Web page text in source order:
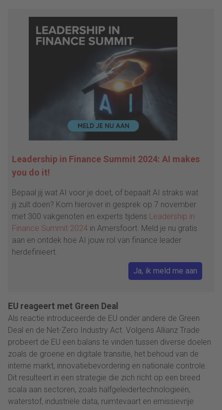
Leadership in Finance Summit 2024: AI makes
you do it!
Bepaal jij wat AI voor je doet, of bepaalt AI straks wat
jij zult doen? Kom hierover in gesprek op 7 november
met 300 vakgenoten en experts tijdens Leadership in
Finance Summit 2024 in Amersfoort. Meld je nu gratis
aan en ontdek hoe AI jouw rol van finance leader
herdefinieert.
Ja, ik meld me aan
EU reageert met Green Deal
Als reactie introduceerde de EU onder andere de Green
Deal en de Net-Zero Industry Act. Volgens Allianz Trade
probeert de EU een balans te vinden tussen diverse doelen
zoals de groene en digitale transitie, het behoud van de
interne markt, innovatiebevordering en nationale controle.
Dit resulteert in een strategie die zich richt op een breed
scala aan sectoren, zoals halfgeleidertechnologieën,
waterstof, industriële data, ruimtevaart en emissievrije